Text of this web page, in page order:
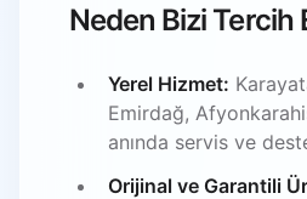
Neden Bizi Tercih
Yerel Hizmet:
Emirdağ,
anında servis ve
Orijinal ve Garantili